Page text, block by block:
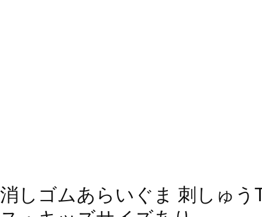
消しゴムあらいぐま 刺しゅ